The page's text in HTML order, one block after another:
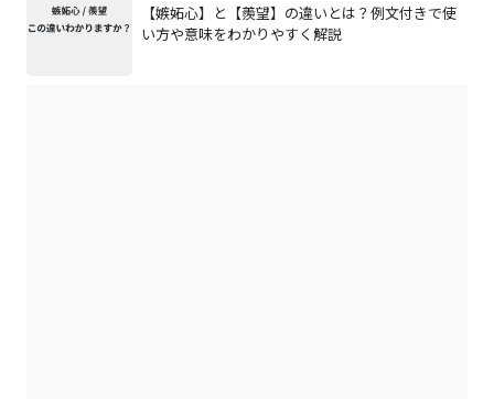
【嫉妬心】と【羨望】の違いとは？例文付きで使
い方や意味をわかりやすく解説